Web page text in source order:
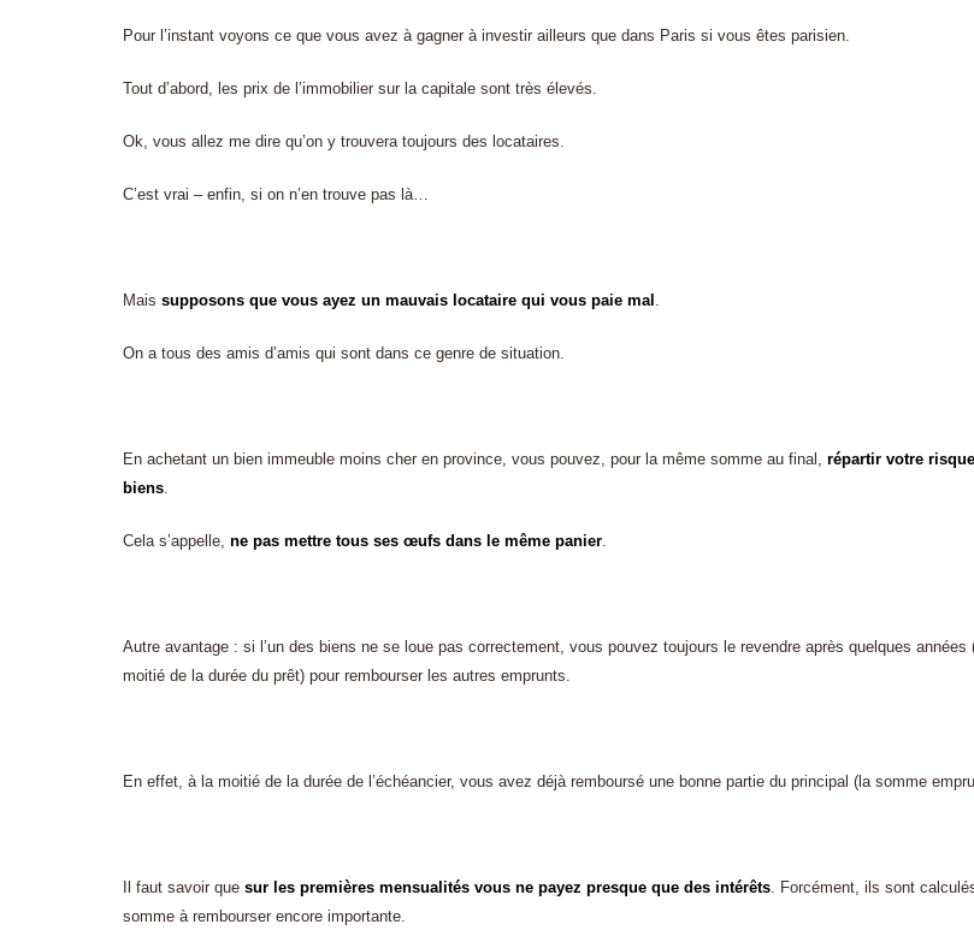
Pour l’instant voyons ce que vous avez à gagner à investir ailleurs que dans Paris si vous êtes parisien.
Tout d’abord, les prix de l’immobilier sur la capitale sont très élevés.
Ok, vous allez me dire qu’on y trouvera toujours des locataires.
C’est vrai – enfin, si on n’en trouve pas là…
Mais supposons que vous ayez un mauvais locataire qui vous paie mal
On a tous des amis d’amis qui sont dans ce genre de situation.
En achetant un bien immeuble moins cher en province, vous pouvez, pour la même somme au final, répartir votre
biens
Cela s’appelle, ne pas mettre tous ses œufs dans le même panier
Autre avantage : si l’un des biens ne se loue pas correctement, vous pouvez toujours le revendre après quelques années
moitié de la durée du prêt) pour rembourser les autres emprunts.
En effet, à la moitié de la durée de l’échéancier, vous avez déjà remboursé une bonne partie du principal (la somme
Il faut savoir que sur les premières mensualités vous ne payez presque que des intérêts . Forcément, ils sont
somme à rembourser encore importante.